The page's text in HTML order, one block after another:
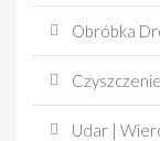
Obróbka
Czyszczenie
Udar |